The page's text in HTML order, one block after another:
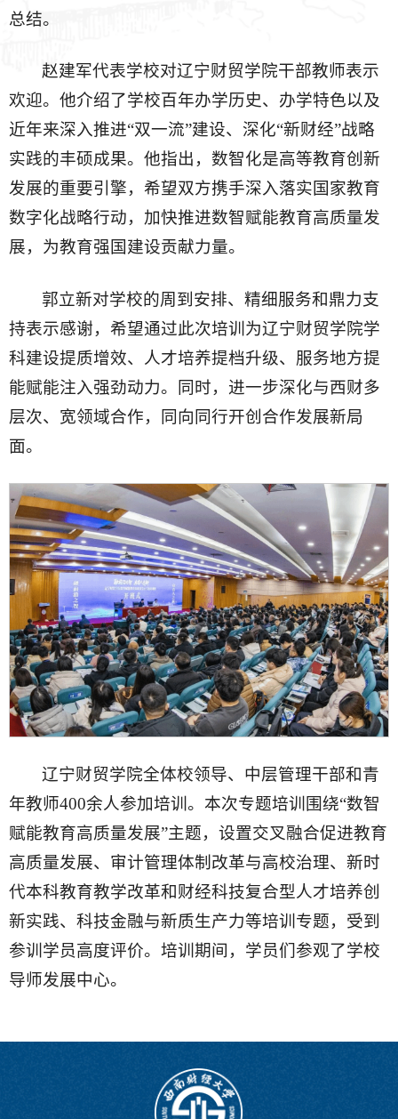
总结。
赵建军代表学校对辽宁财贸学院干部教师表示
欢迎。他介绍了学校百年办学历史、办学特色以及
近年来深入推进“双一流”建设、深化“新财经”战略
实践的丰硕成果。他指出，数智化是高等教育创新
发展的重要引擎，希望双方携手深入落实国家教育
数字化战略行动，加快推进数智赋能教育高质量发
展，为教育强国建设贡献力量。
郭立新对学校的周到安排、精细服务和鼎力支
持表示感谢，希望通过此次培训为辽宁财贸学院学
科建设提质增效、人才培养提档升级、服务地方提
能赋能注入强劲动力。同时，进一步深化与西财多
层次、宽领域合作，同向同行开创合作发展新局
面。
辽宁财贸学院全体校领导、中层管理干部和青
年教师400余人参加培训。本次专题培训围绕“数智
赋能教育高质量发展”主题，设置交叉融合促进教育
高质量发展、审计管理体制改革与高校治理、新时
代本科教育教学改革和财经科技复合型人才培养创
新实践、科技金融与新质生产力等培训专题，受到
参训学员高度评价。培训期间，学员们参观了学校
导师发展中心。